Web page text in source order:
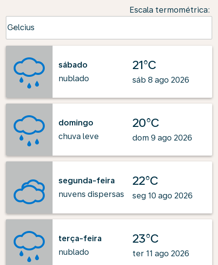
Escala termométrica:
Celcius
keyboard_arrow_down
sábado
nublado
21°C
sáb 8 ago 2026
domingo
chuva leve
20°C
dom 9 ago 2026
segunda-feira
nuvens dispersas
22°C
seg 10 ago 2026
terça-feira
nublado
23°C
ter 11 ago 2026